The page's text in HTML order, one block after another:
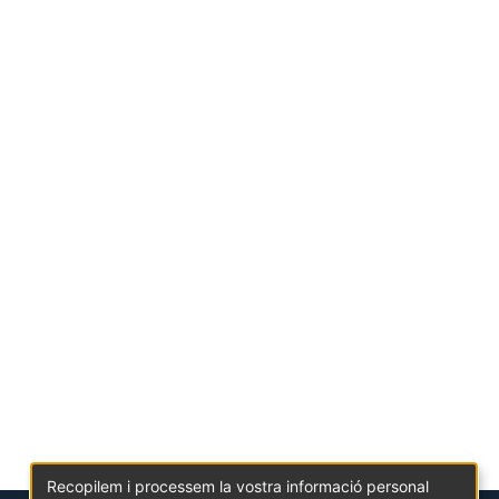
Recopilem i processem la vostra informació personal